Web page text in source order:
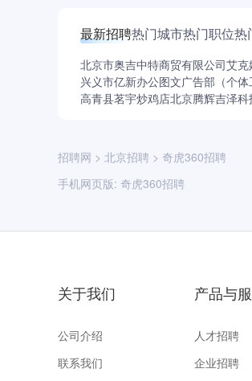
最新招聘热门城市热门职位热
北京市奥吉中特商贸有限公司艾克
兴义市亿新办公图文广告部（个体
高青县茗宇炒鸡店北京腾辉吉泽科
招聘网 > 北京招聘 > 奇虎360招聘
手机网页版: 奇虎360招聘
关于我们
公司介绍
联系我们
产品与
人才招聘
企业招聘